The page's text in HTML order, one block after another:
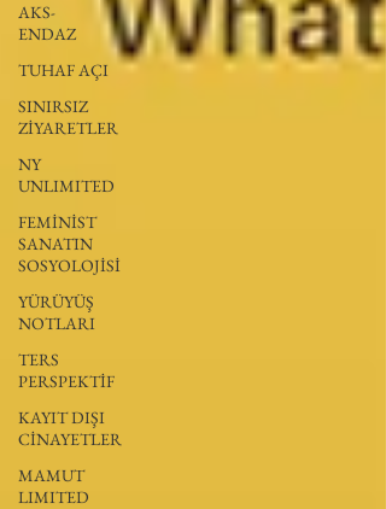
AKS-
ENDAZ
TUHAF AÇI
SINIRSIZ
ZİYARETLER
NY
UNLIMITED
FEMİNİST
SANATIN
SOSYOLOJİSİ
YÜRÜYÜŞ
NOTLARI
TERS
PERSPEKTİF
KAYIT DIŞI
CİNAYETLER
MAMUT
LIMITED